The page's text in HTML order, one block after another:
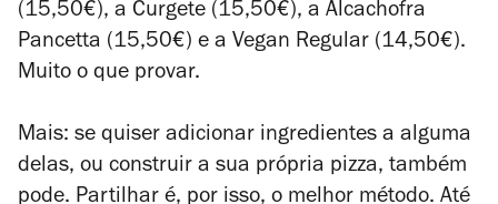
(15,50€), a Curgete (15,50€), a Alcachofra
Pancetta (15,50€) e a Vegan Regular (14,50€).
Muito o que provar.
Mais: se quiser adicionar ingredientes a alguma
delas, ou construir a sua própria pizza, também
pode. Partilhar é, por isso, o melhor método. Até